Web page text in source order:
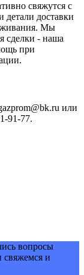
свяжутся с
детали доставки
Мы
сделки - наша
при
или
91-77.
вопросы
свяжемся и